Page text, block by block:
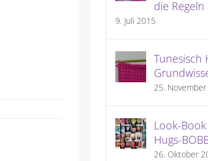
die Regeln
9. Juli 2015
Tunesisch
25.
Look-
Hugs-
26. Oktober